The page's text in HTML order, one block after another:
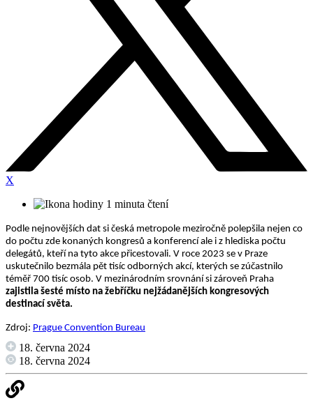
X
1 minuta čtení
Podle nejnovějších dat si česká metropole meziročně polepšila nejen co
do počtu zde konaných kongresů a konferencí ale i z hlediska počtu
delegátů, kteří na tyto akce přicestovali. V roce 2023 se v Praze
uskutečnilo bezmála pět tisíc odborných akcí, kterých se zúčastnilo
téměř 700 tisíc osob. V mezinárodním srovnání si zároveň Praha
zajistila šesté místo na žebříčku nejžádanějších kongresových
destinací světa.
Zdroj: Prague Convention Bureau
18. června 2024
18. června 2024